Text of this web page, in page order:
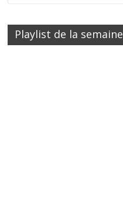
Playlist de la semaine